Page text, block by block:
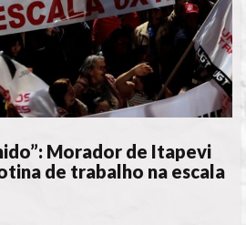
Morador de Itapevi
de trabalho na escala